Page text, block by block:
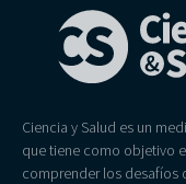
Ciencia y Salud es un
que tiene como objetivo
comprender los desafíos